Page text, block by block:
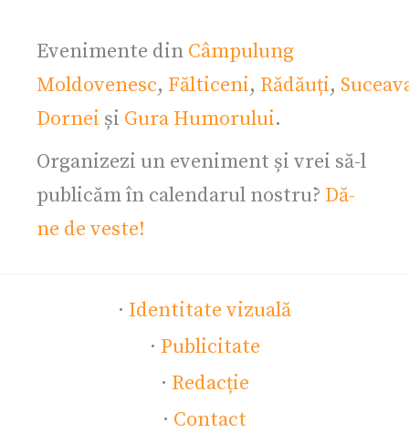
Evenimente din Câmpulung
Moldovenesc, Fălticeni, Rădăuți,
Dornei și Gura Humorului.
Organizezi un eveniment și vrei să-l
publicăm în calendarul nostru? Dă-
ne de veste!
· Identitate vizuală
· Publicitate
· Redacție
· Contact